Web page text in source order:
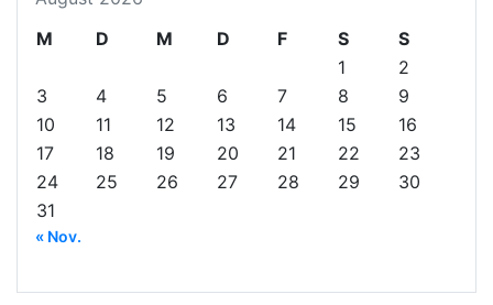
M
D M D F S
S
1
2
3
4 5 6 7 8
9
10
11 12 13 14 15
16
17
18 19 20 21 22
23
24
25 26 27 28 29
30
31
« Nov.